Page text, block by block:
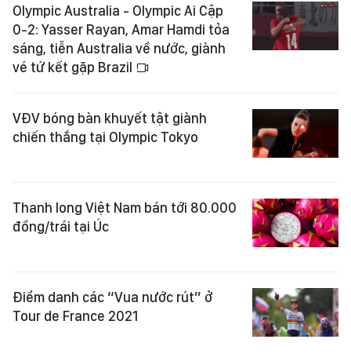
Olympic Australia - Olympic Ai Cập
0-2: Yasser Rayan, Amar Hamdi tỏa
sáng, tiễn Australia về nước, giành
vé tứ kết gặp Brazil
VĐV bóng bàn khuyết tật giành
chiến thắng tại Olympic Tokyo
Thanh long Việt Nam bán tới 80.000
đồng/trái tại Úc
Điểm danh các “Vua nước rút” ở
Tour de France 2021